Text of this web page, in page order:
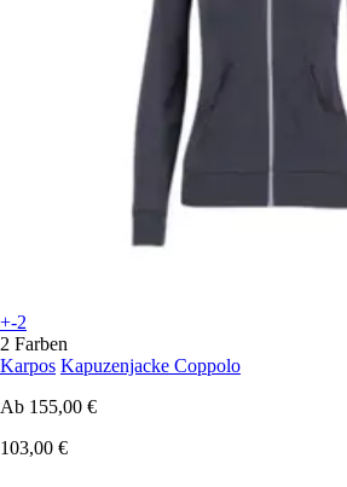
+-2
2 Farben
Karpos Kapuzenjacke Coppolo
Ab 155,00 €
103,00 €